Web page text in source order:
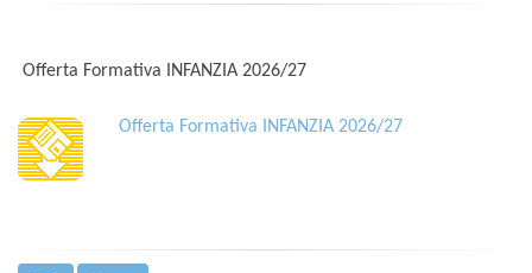
Offerta Formativa INFANZIA 2026/27
Offerta Formativa INFANZIA 2026/27